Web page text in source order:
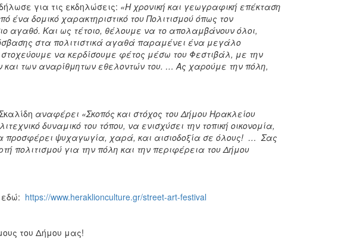
για τις εκδηλώσεις: «Η χρονική και γεωγραφική επέκταση
ένα δομικό χαρακτηριστικό του Πολιτισμού όπως τον
αγαθό. Και ως τέτοιο, θέλουμε να το απολαμβάνουν όλοι,
στα πολιτιστικά αγαθά παραμένει ένα μεγάλο
να κερδίσουμε φέτος μέσω του Φεστιβάλ, με την
και των αναρίθμητων εθελοντών του. … Ας χαρούμε την πόλη,
αναφέρει «Σκοπός και στόχος του Δήμου Ηρακλείου
δυναμικό του τόπου, να ενισχύσει την τοπική οικονομία,
προσφέρει ψυχαγωγία, χαρά, και αισιοδοξία σε όλους! … Σας
πολιτισμού για την πόλη και την περιφέρεια του Δήμου
https://www.heraklionculture.gr/street-art-festival
του Δήμου μας!